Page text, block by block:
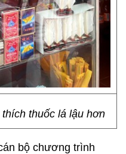
thuốc lá lậu hơn
bộ chương trình